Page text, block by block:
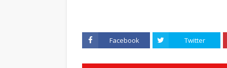
Facebook Twitter